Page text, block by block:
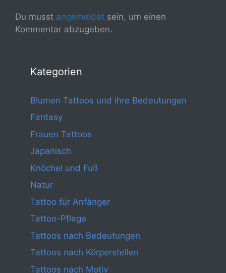
Du musst angemeldet sein, um einen
Kommentar abzugeben.
Kategorien
Blumen Tattoos und ihre Bedeutungen
Fantasy
Frauen Tattoos
Japanisch
Knöchel und Fuß
Natur
Tattoo für Anfänger
Tattoo-Pflege
Tattoos nach Bedeutungen
Tattoos nach Körperstellen
Tattoos nach Motiv